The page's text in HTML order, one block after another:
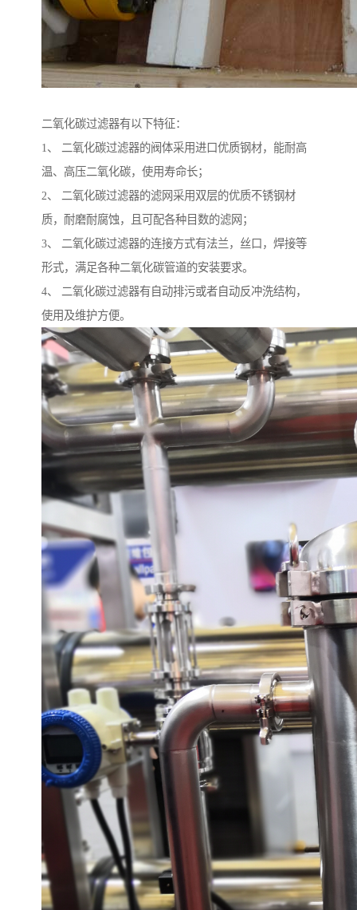
二氧化碳过滤器有以下特征：
1、 二氧化碳过滤器的阀体采用进口优质钢材，能耐高
温、高压二氧化碳，使用寿命长；
2、 二氧化碳过滤器的滤网采用双层的优质不锈钢材
质，耐磨耐腐蚀，且可配各种目数的滤网；
3、 二氧化碳过滤器的连接方式有法兰，丝口，焊接等
形式，满足各种二氧化碳管道的安装要求。
4、 二氧化碳过滤器有自动排污或者自动反冲洗结构，
使用及维护方便。